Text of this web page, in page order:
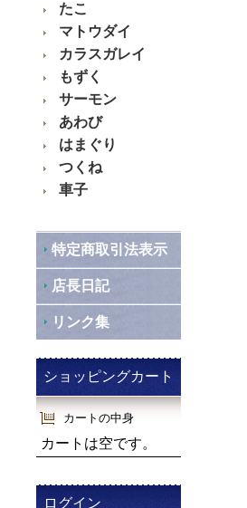
たこ
マトウダイ
カラスガレイ
もずく
サーモン
あわび
はまぐり
つくね
車子
特定商取引法表示
店長日記
リンク集
ショッピングカート
カートの中身
カートは空です。
ログイン